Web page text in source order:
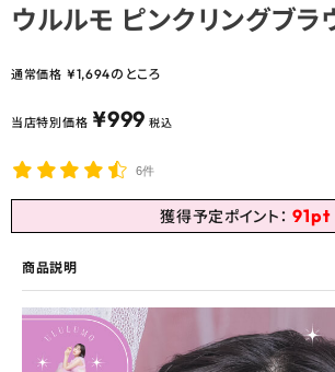
ウルルモ ピンクリングブラ
通常価格 ¥1,694のところ
当店特別価格 ¥999 税込
6件
獲得予定ポイント： 91pt
商品説明